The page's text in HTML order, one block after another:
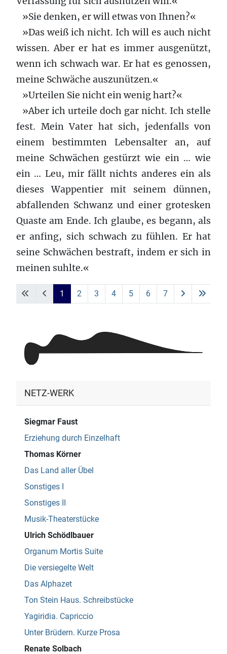
»Sie denken, er will etwas von Ihnen?«
»Das weiß ich nicht. Ich will es auch nicht
wissen. Aber er hat es immer ausgenützt,
wenn ich schwach war. Er hat es genossen,
meine Schwäche auszunützen.«
»Urteilen Sie nicht ein wenig hart?«
»Aber ich urteile doch gar nicht. Ich stelle
fest. Mein Vater hat sich, jedenfalls von
einem bestimmten Lebensalter an, auf
meine Schwächen gestürzt wie ein … wie
ein … Leu, mir fällt nichts anderes ein als
dieses Wappentier mit seinem dünnen,
abfallenden Schwanz und einer grotesken
Quaste am Ende. Ich glaube, es begann, als
er anfing, sich schwach zu fühlen. Er hat
seine Schwächen bestraft, indem er sich in
meinen suhlte.«
1 2 3 4 5 6 7
NETZ-WERK
Siegmar Faust
Erziehung durch Einzelhaft
Thomas Körner
Das Land aller Übel
Sonstiges I
Sonstiges II
Musik-Theaterstücke
Ulrich Schödlbauer
Organum Mortis Suite
Die versiegelte Welt
Das Alphazet
Ton Stein Haus. Schreibstücke
Yagiridia. Capriccio
Unter Brüdern. Kurze Prosa
Renate Solbach